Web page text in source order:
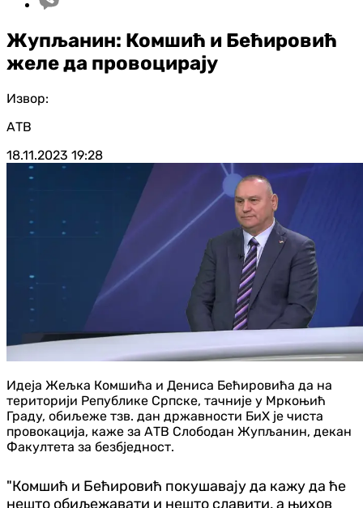
Жупљанин: Комшић и Бећировић
желе да провоцирају
Извор:
АТВ
18.11.2023 19:28
Идеја Жељка Комшића и Дениса Бећировића да на
територији Републике Српске, тачније у Мркоњић
Граду, обиљеже тзв. дан државности БиХ је чиста
провокација, каже за АТВ Слободан Жупљанин, декан
Факултета за безбједност.
"Комшић и Бећировић покушавају да кажу да ће
нешто обиљежавати и нешто славити, а њихов